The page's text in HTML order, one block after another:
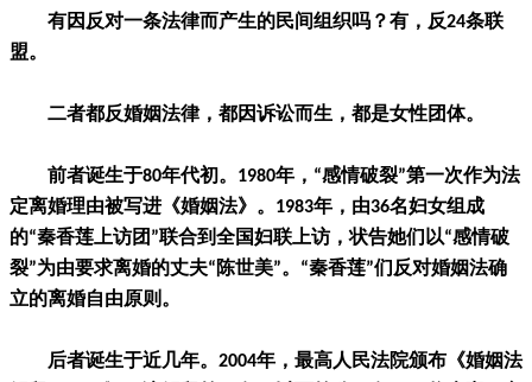
有因反对一条法律而产生的民间组织吗？有，反24条联
盟。
二者都反婚姻法律，都因诉讼而生，都是女性团体。
前者诞生于80年代初。1980年，“感情破裂”第一次作为法
定离婚理由被写进《婚姻法》。1983年，由36名妇女组成
的“秦香莲上访团”联合到全国妇联上访，状告她们以“感情破
裂”为由要求离婚的丈夫“陈世美”。“秦香莲”们反对婚姻法确
立的离婚自由原则。
后者诞生于近几年。2004年，最高人民法院颁布《婚姻法